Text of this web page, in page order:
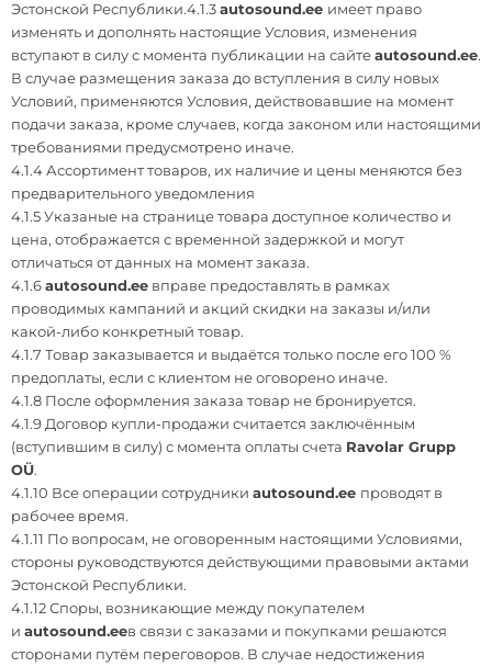
Эстонской Республики.4.1.3 autosound.ee имеет право
изменять и дополнять настоящие Условия, изменения
вступают в силу с момента публикации на сайте autosound.ee.
В случае размещения заказа до вступления в силу новых
Условий, применяются Условия, действовавшие на момент
подачи заказа, кроме случаев, когда законом или настоящими
требованиями предусмотрено иначе.
4.1.4 Ассортимент товаров, их наличие и цены меняются без
предварительного уведомления
4.1.5 Указаные на странице товара доступное количество и
цена, отображается с временной задержкой и могут
отличаться от данных на момент заказа.
4.1.6 autosound.ee вправе предоставлять в рамках
проводимых кампаний и акций скидки на заказы и/или
какой-либо конкретный товар.
4.1.7 Товар заказывается и выдаётся только после его 100 %
предоплаты, если с клиентом не оговорено иначе.
4.1.8 После оформления заказа товар не бронируется.
4.1.9 Договор купли-продажи считается заключённым
(вступившим в силу) с момента оплаты счета Ravolar Grupp
OÜ.
4.1.10 Все операции сотрудники autosound.ee проводят в
рабочее время.
4.1.11 По вопросам, не оговоренным настоящими Условиями,
стороны руководствуются действующими правовыми актами
Эстонской Республики.
4.1.12 Споры, возникающие между покупателем
и autosound.eeв связи с заказами и покупками решаются
сторонами путём переговоров. В случае недостижения